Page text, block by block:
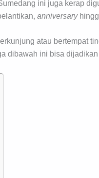
ini juga kerap
anniversary
atau bertempat
dibawah ini bisa